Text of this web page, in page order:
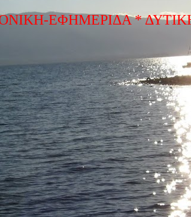
ΕΦΗΜΕΡΙΔΑ *